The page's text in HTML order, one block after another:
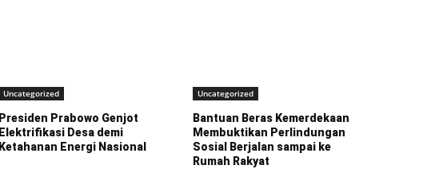
Uncategorized
Presiden Prabowo Genjot
Elektrifikasi Desa demi
Ketahanan Energi Nasional
Uncategorized
Bantuan Beras Kemerdekaan
Membuktikan Perlindungan
Sosial Berjalan sampai ke
Rumah Rakyat